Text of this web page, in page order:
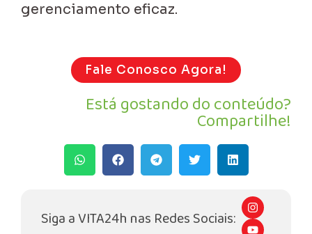
gerenciamento eficaz.
Fale Conosco Agora!
Está gostando do conteúdo?
Compartilhe!
Siga a VITA24h nas Redes Sociais:
I
n
s
Y